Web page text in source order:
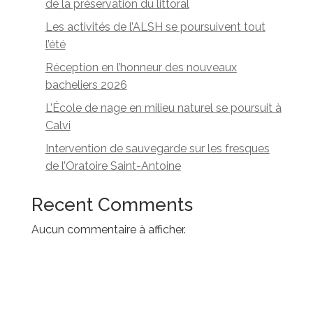
de la préservation du littoral
Les activités de l’ALSH se poursuivent tout
l’été
Réception en l’honneur des nouveaux
bacheliers 2026
L’École de nage en milieu naturel se poursuit à
Calvi
Intervention de sauvegarde sur les fresques
de l’Oratoire Saint-Antoine
Recent Comments
Aucun commentaire à afficher.